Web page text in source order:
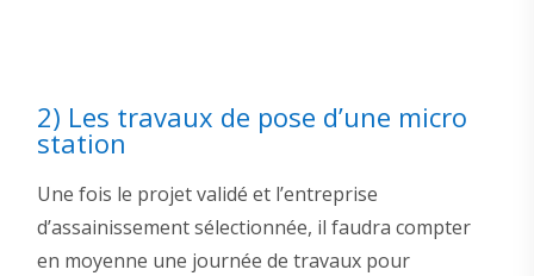
2) Les travaux de pose d’une micro
station
Une fois le projet validé et l’entreprise
d’assainissement sélectionnée, il faudra compter
en moyenne une journée de travaux pour